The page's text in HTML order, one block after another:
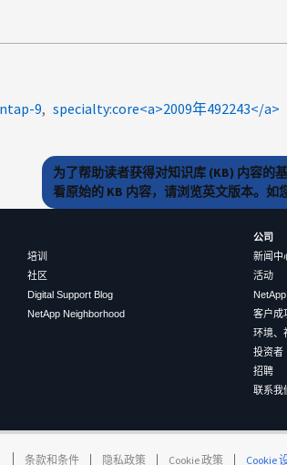
9 specialty:core<a>2009年492243</a>
为了帮助读者获得对知识库 (KB) 内容的
看原始的 KB 内容，请浏览英文版本。如
培训
社区
Digital Support Blog
NetApp Neighborhood
公司
新闻中
活动
客户成
环境、
投资者
招聘
联系我
条款和条件 隐私政策 Cookie 政策 Cookie